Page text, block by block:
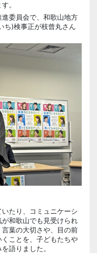
。
委員会で、和歌山地方
ち)検事正が枝曾丸さん
たり、コミュニケーシ
和歌山でも見受けられ
葉の大切さや、目の前
ことを、子どもたちや
語りました。